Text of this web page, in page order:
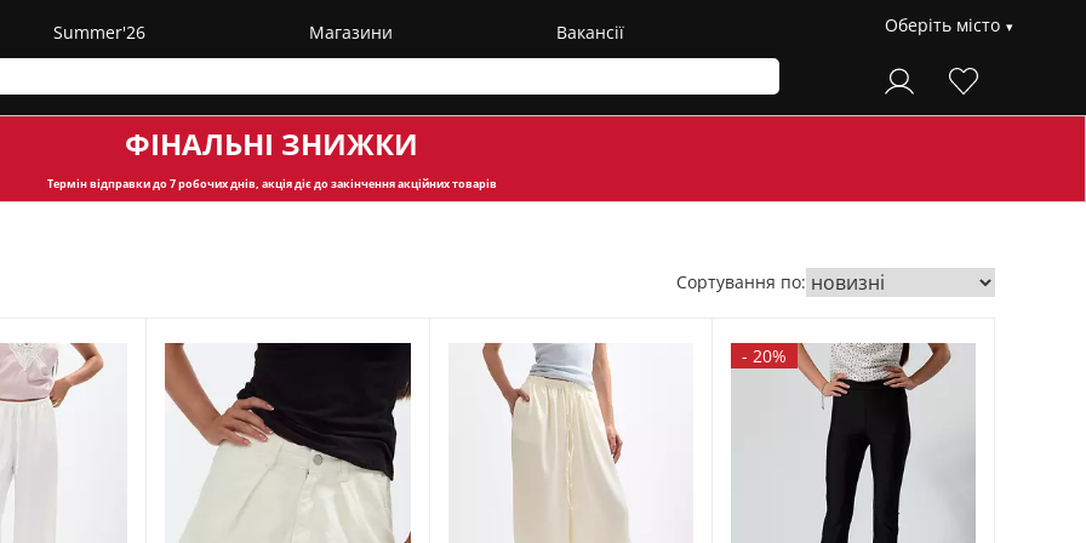
Summer'26 Магазини Вакансії Оберіть місто
ФІНАЛЬНІ ЗНИЖКИ
Термін відправкидо 7 робочих днів, акція діє до закінчення акційних товарів
Сортування по:
- 20%